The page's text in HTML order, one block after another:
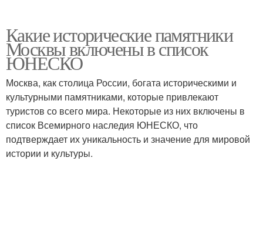
Какие исторические памятники
Москвы включены в список
ЮНЕСКО
Москва, как столица России, богата историческими и
культурными памятниками, которые привлекают
туристов со всего мира. Некоторые из них включены в
список Всемирного наследия ЮНЕСКО, что
подтверждает их уникальность и значение для мировой
истории и культуры.